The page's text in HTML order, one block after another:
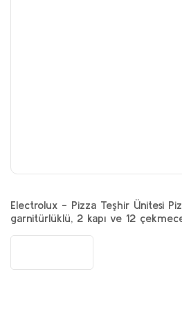
Electrolux - Pizza Teşhir Ünitesi
garnitürlüklü, 2 kapı ve 12